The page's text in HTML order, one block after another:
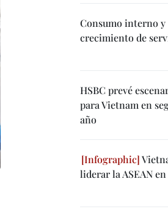
Consumo interno
crecimiento de
HSBC prevé
para Vietnam en
año
liderar la ASEAN